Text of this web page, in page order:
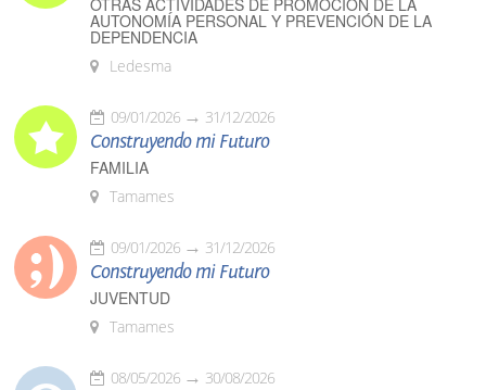
OTRAS ACTIVIDADES DE PROMOCIÓN DE LA
AUTONOMÍA PERSONAL Y PREVENCIÓN DE LA
DEPENDENCIA
Ledesma
09/01/2026 31/12/2026
Construyendo mi Futuro
FAMILIA
Tamames
09/01/2026 31/12/2026
Construyendo mi Futuro
JUVENTUD
Tamames
08/05/2026 30/08/2026